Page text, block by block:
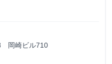
岡崎ビル710